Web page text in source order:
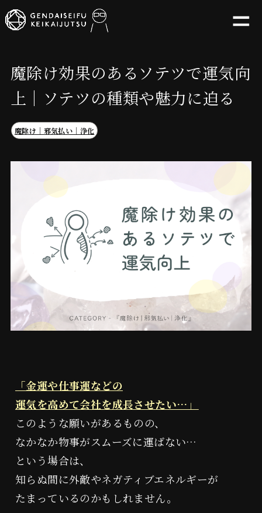
魔除け効果のあるソテツで運気向
上｜ソテツの種類や魅力に迫る
魔除け｜邪気払い｜浄化
「金運や仕事運などの
運気を高めて会社を成長させたい…」
このような願いがあるものの、
なかなか物事がスムーズに運ばない…
という場合は、
知らぬ間に外敵やネガティブエネルギーが
たまっているのかもしれません。